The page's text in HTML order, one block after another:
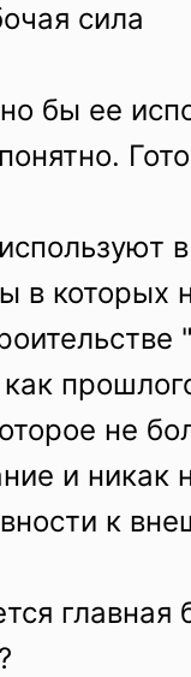
сила
бы ее
в которых
не
и никак
к
главная